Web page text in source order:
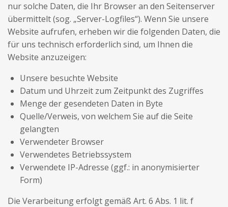
nur solche Daten, die Ihr Browser an den Seitenserver
übermittelt (sog. „Server-Logfiles“). Wenn Sie unsere
Website aufrufen, erheben wir die folgenden Daten, die
für uns technisch erforderlich sind, um Ihnen die
Website anzuzeigen:
Unsere besuchte Website
Datum und Uhrzeit zum Zeitpunkt des Zugriffes
Menge der gesendeten Daten in Byte
Quelle/Verweis, von welchem Sie auf die Seite
gelangten
Verwendeter Browser
Verwendetes Betriebssystem
Verwendete IP-Adresse (ggf.: in anonymisierter
Form)
Die Verarbeitung erfolgt gemäß Art. 6 Abs. 1 lit. f